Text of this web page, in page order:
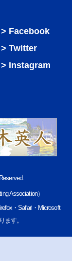
Facebook
Twitter
Instagram
Association）
・Safari・Microsoft
ます。